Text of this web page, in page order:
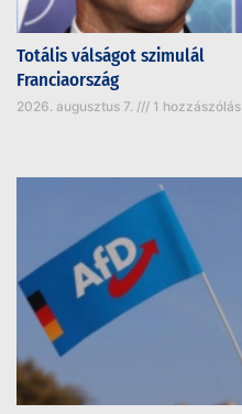
Totális válságot szimulál
Franciaország
2026. augusztus 7. 1 hozzászólás